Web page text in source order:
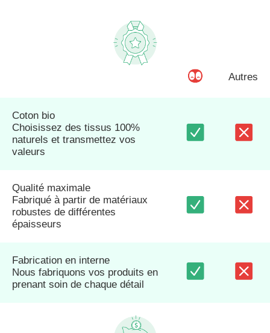
Autres
Coton bio
Choisissez des tissus 100%
naturels et transmettez vos
valeurs
Qualité maximale
Fabriqué à partir de matériaux
robustes de différentes
épaisseurs
Fabrication en interne
Nous fabriquons vos produits en
prenant soin de chaque détail